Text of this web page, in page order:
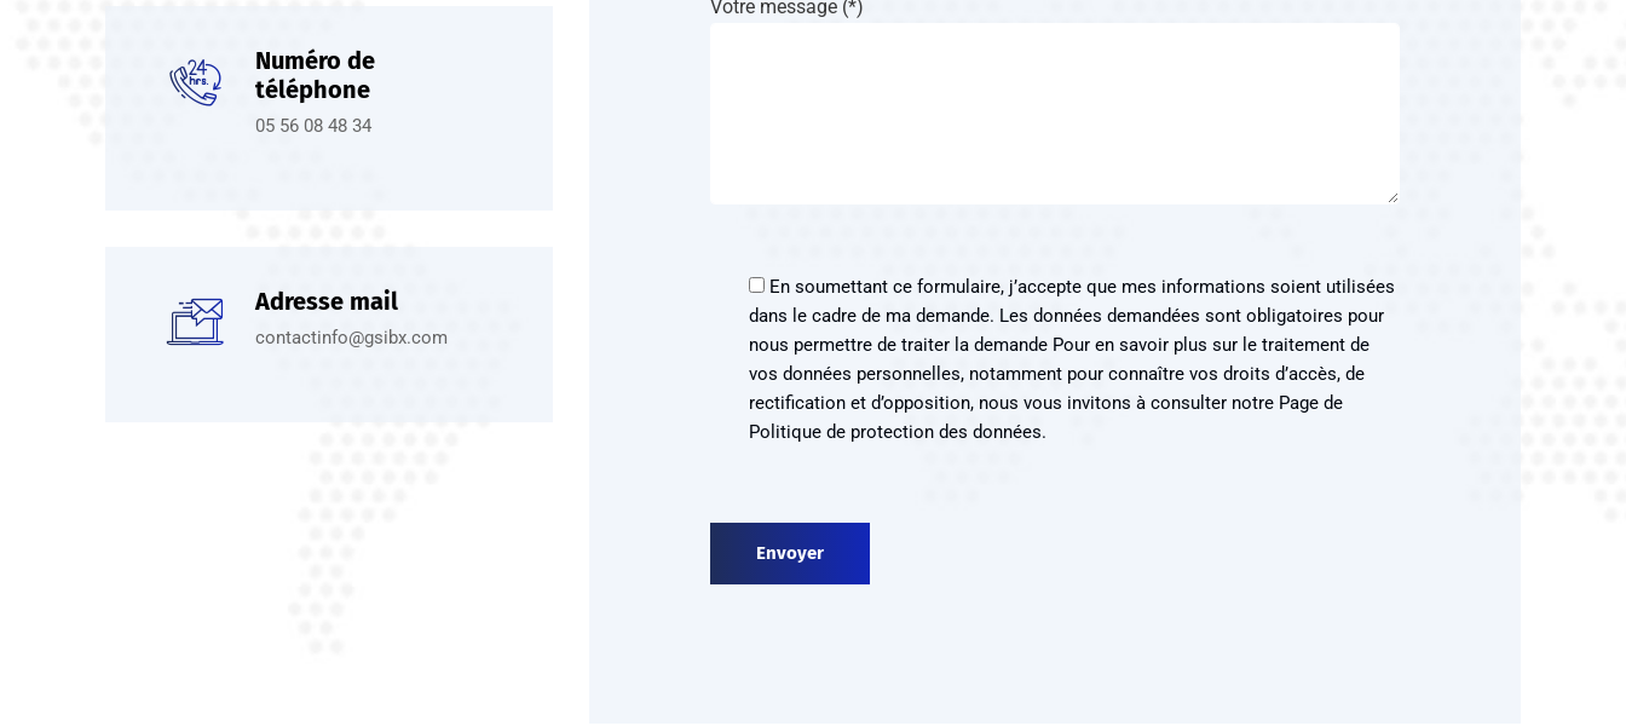
Numéro de
téléphone
05 56 08 48 34
Adresse mail
contactinfo@gsibx.com
Votre message (*)
En soumettant ce formulaire, j’accepte que mes informations soient utilisées
dans le cadre de ma demande. Les données demandées sont obligatoires pour
nous permettre de traiter la demande Pour en savoir plus sur le traitement de
vos données personnelles, notamment pour connaître vos droits d’accès, de
rectification et d’opposition, nous vous invitons à consulter notre Page de
Politique de protection des données.